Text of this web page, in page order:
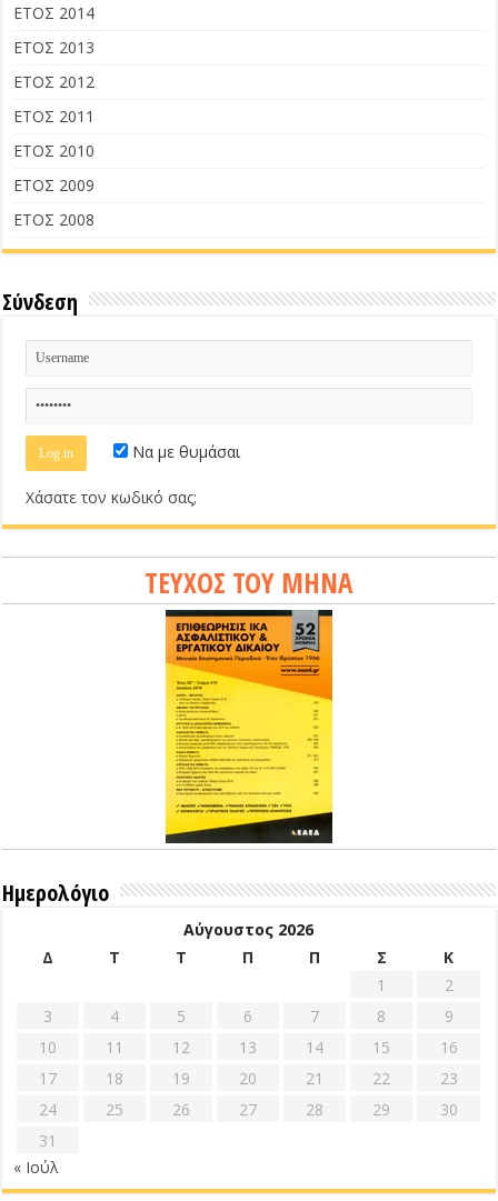
ΕΤΟΣ 2014
ΕΤΟΣ 2013
ΕΤΟΣ 2012
ΕΤΟΣ 2011
ΕΤΟΣ 2010
ΕΤΟΣ 2009
ΕΤΟΣ 2008
Σύνδεση
Να με θυμάσαι
Χάσατε τον κωδικό σας;
ΤΕΥΧΟΣ ΤΟΥ ΜΗΝΑ
Ημερολόγιο
Αύγουστος 2026
Δ
Τ Τ Π Π Σ
Κ
1
2
3
4 5 6 7 8
9
10
11 12 13 14 15
16
17
18 19 20 21 22
23
24
25 26 27 28 29
30
31
« Ιούλ